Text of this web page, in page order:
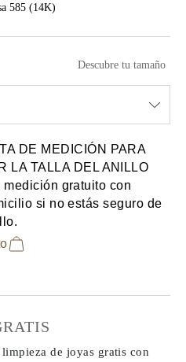
585 (14K)
Descubre tu tamaño
DE MEDICIÓN PARA
LA TALLA DEL ANILLO
medición gratuito con
si no estás seguro de
de joyas gratis con